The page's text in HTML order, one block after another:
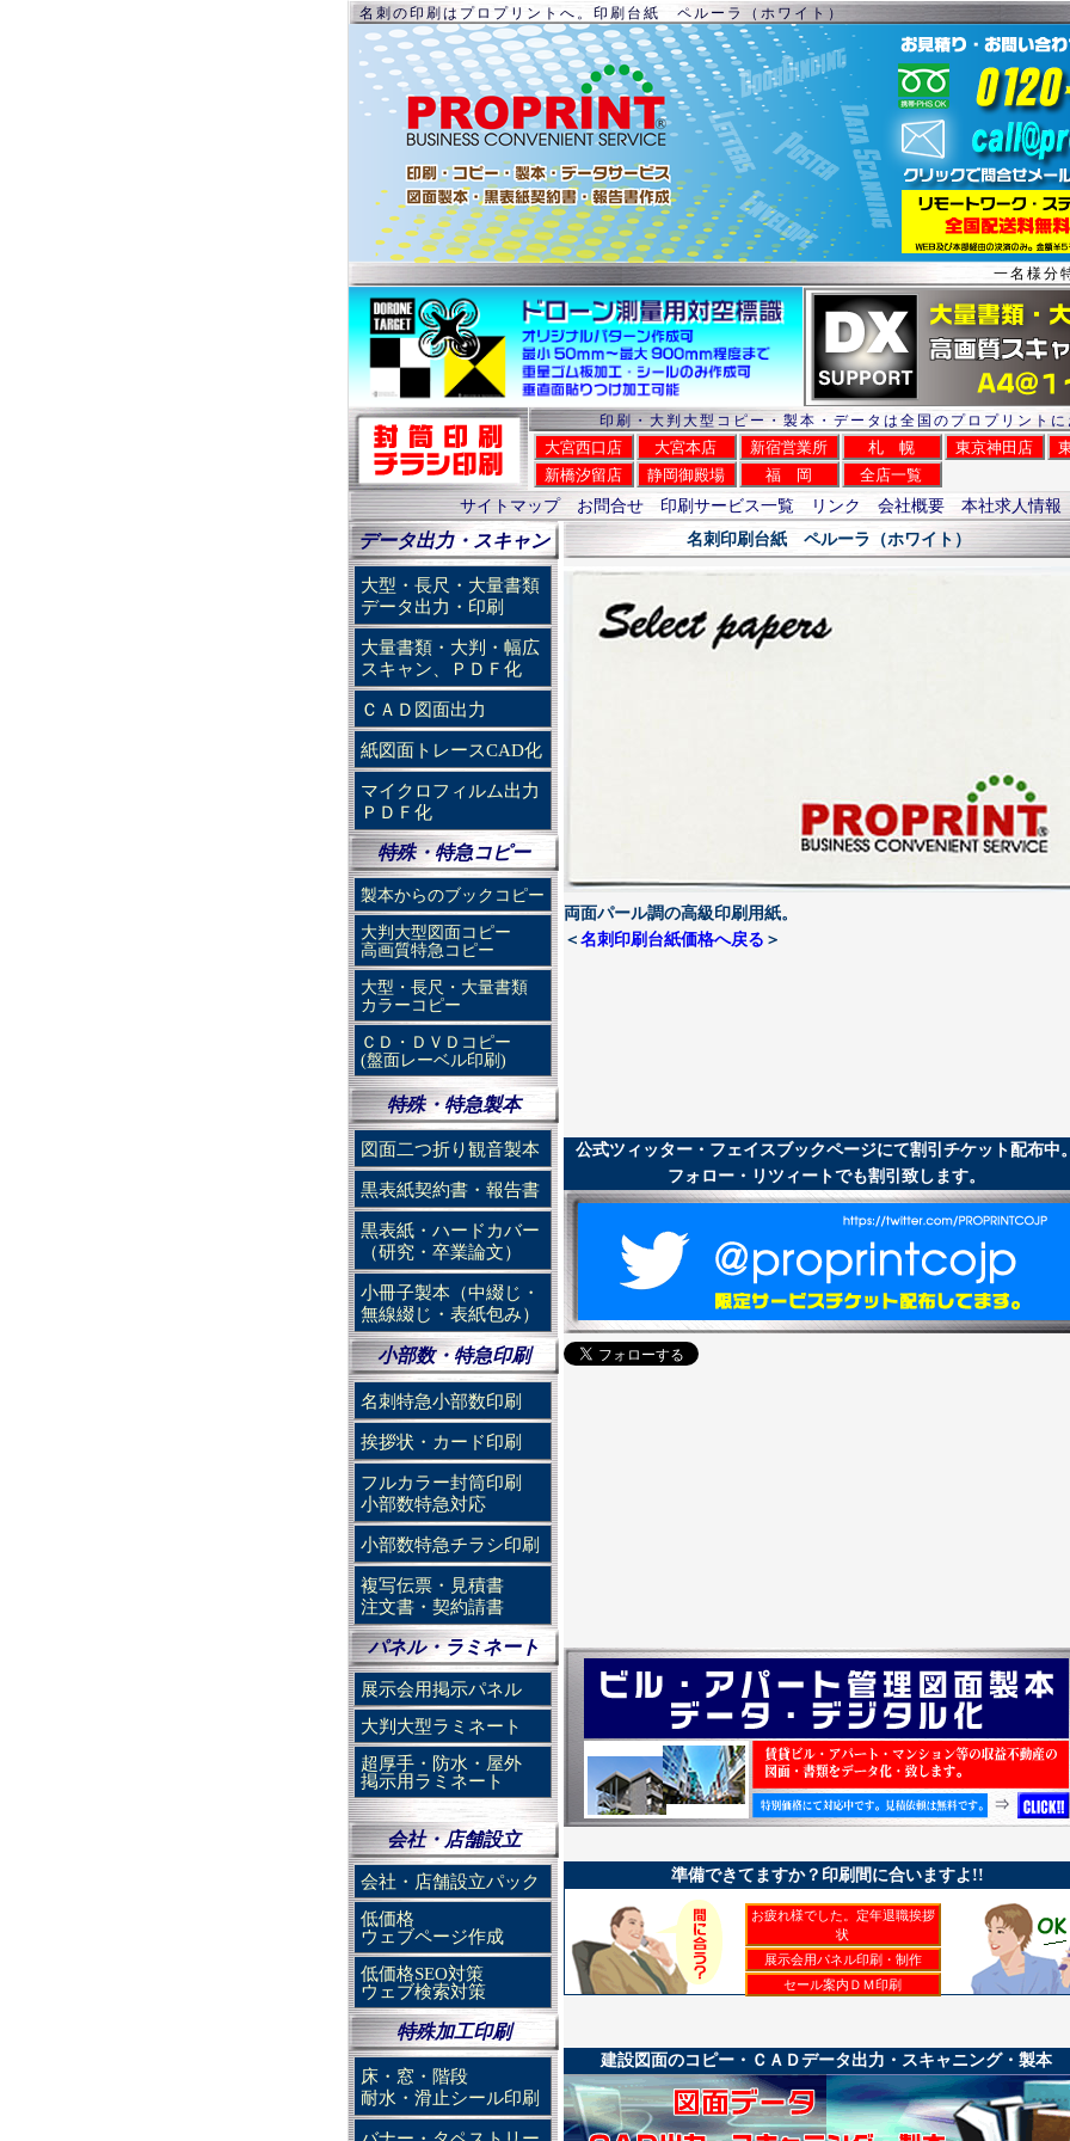
名刺の印刷はプロプリントへ。印刷台紙 ペルーラ（ホワイト）
一名様分
印刷・大判大型コピー・製本・データは全国のプロプリント
大宮西口店 大宮本店 新宿営業所 札 幌 東京神田店
新橋汐留店
静岡御殿場 福 岡
全店一覧
サイトマップ
お問合せ 印刷サービス一覧 リンク 会社概要 本社求人情報
データ出力・スキャン
大型・長尺・大量書類
データ出力・印刷
大量書類・大判・幅広
スキャン、ＰＤＦ化
ＣＡＤ図面出力
紙図面トレースCAD化
マイクロフィルム出力
ＰＤＦ化
特殊・特急コピー
製本からのブックコピー
大判大型図面コピー
高画質特急コピー
大型・長尺・大量書類
カラーコピー
ＣＤ・ＤＶＤコピー
(盤面レーベル印刷)
特殊・特急製本
図面二つ折り観音製本
黒表紙契約書・報告書
黒表紙・ハードカバー
（研究・卒業論文）
小冊子製本（中綴じ・
無線綴じ・表紙包み）
小部数・特急印刷
名刺特急小部数印刷
挨拶状・カード印刷
フルカラー封筒印刷
小部数特急対応
小部数特急チラシ印刷
複写伝票・見積書
注文書・契約請書
パネル・ラミネート
展示会用掲示パネル
大判大型ラミネート
超厚手・防水・屋外
掲示用ラミネート
会社・店舗設立
会社・店舗設立パック
低価格
ウェブページ作成
低価格SEO対策
ウェブ検索対策
特殊加工印刷
床・窓・階段
耐水・滑止シール印刷
名刺印刷台紙 ペルーラ（ホワイト）
両面パール調の高級印刷用紙。
＜ 名刺印刷台紙価格へ戻る ＞
公式ツィッター・フェイスブックページにて割引チケット配布中
フォロー・リツィートでも割引致します。
準備できてますか？印刷間に合いますよ!!
お疲れ様でした。定年退職挨拶
状
展示会用パネル印刷・制作
セール案内ＤＭ印刷
建設図面のコピー・ＣＡＤデータ出力・スキャニング・製本